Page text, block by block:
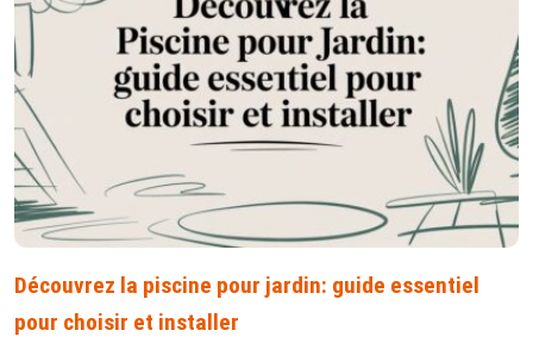
Découvrez la piscine pour jardin: guide essentiel
pour choisir et installer